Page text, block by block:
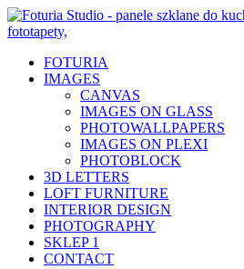
FOTURIA
IMAGES
CANVAS
IMAGES ON GLASS
PHOTOWALLPAPERS
IMAGES ON PLEXI
PHOTOBLOCK
3D LETTERS
LOFT FURNITURE
INTERIOR DESIGN
PHOTOGRAPHY
SKLEP 1
CONTACT